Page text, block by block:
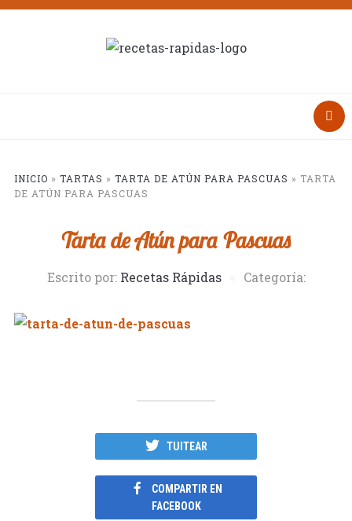
INICIO » TARTAS » TARTA DE ATÚN PARA PASCUAS » TARTA
DE ATÚN PARA PASCUAS
Tarta de Atún para Pascuas
Escrito por: Recetas Rápidas Categoría:
TUITEAR
COMPARTIR EN
FACEBOOK